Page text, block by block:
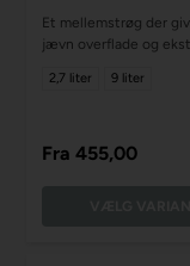
Et mellemstrøg der
jævn overflade og
2,7 liter 9 liter
Fra455,00